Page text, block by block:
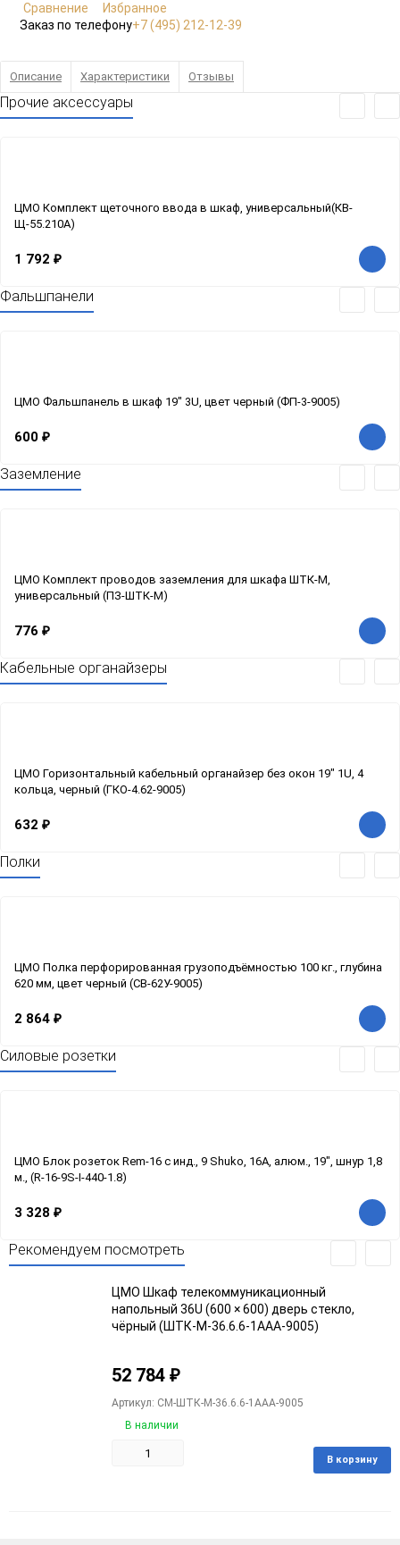
Сравнение
Избранное
Заказ по телефону+7 (495) 212-12-39
Описание Характеристики Отзывы
Прочие аксессуары
ЦМО Комплект щеточного ввода в шкаф, универсальный(КВ-
Щ-55.210А)
1 792 ₽
Фальшпанели
ЦМО Фальшпанель в шкаф 19" 3U, цвет черный (ФП-3-9005)
600 ₽
Заземление
ЦМО Комплект проводов заземления для шкафа ШТК-М,
универсальный (ПЗ-ШТК-М)
776 ₽
Кабельные органайзеры
ЦМО Горизонтальный кабельный органайзер без окон 19" 1U, 4
кольца, черный (ГКО-4.62-9005)
632 ₽
Полки
ЦМО Полка перфорированная грузоподъёмностью 100 кг., глубина
620 мм, цвет черный (СВ-62У-9005)
2 864 ₽
Силовые розетки
ЦМО Блок розеток Rem-16 с инд., 9 Shuko, 16A, алюм., 19", шнур 1,8
м., (R-16-9S-I-440-1.8)
3 328 ₽
Рекомендуем посмотреть
ЦМО Шкаф телекоммуникационный
напольный 36U (600 × 600) дверь стекло,
чёрный (ШТК-М-36.6.6-1ААА-9005)
52 784 ₽
Артикул: CM-ШТК-М-36.6.6-1ААА-9005
В наличии
В корзину